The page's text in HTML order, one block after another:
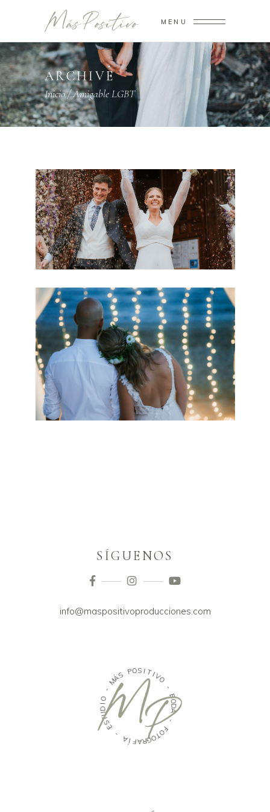
MENU
ARCHIVE
Inicio/Amigable LGBT
SÍGUENOS
info@maspositivoproducciones.com
-
M
ÁS POS ITIV
O
-
B
O
D
A
-
F
O
T
O
G
R
A
F
Í
A
-
E
S
T
U
D
O